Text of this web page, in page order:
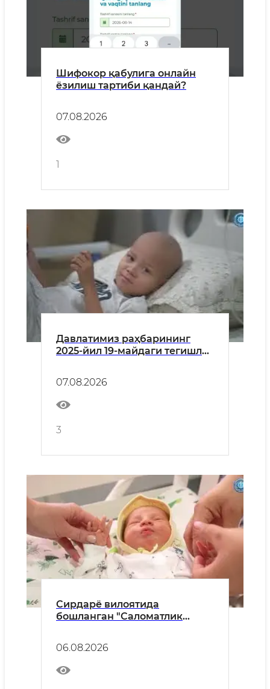
Шифокор қабулига онлайн
ёзилиш тартиби қандай?
07.08.2026
1
Давлатимиз раҳбарининг
2025-йил 19-майдаги тегишли
07.08.2026
3
Сирдарё вилоятида
бошланган "Саломатлик
давом еттирилмоқда
06.08.2026